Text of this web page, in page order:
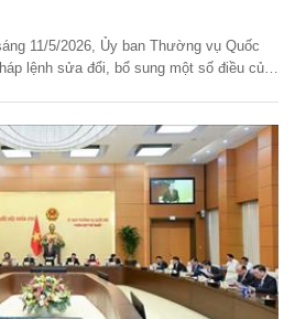
11/5/2026, Ủy ban Thường vụ Quốc
lệnh sửa đổi, bổ sung một số điều của